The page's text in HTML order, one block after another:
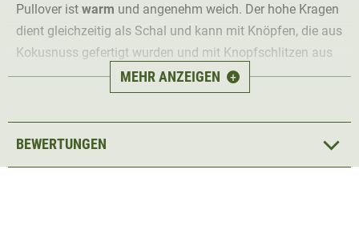
Pullover ist warm und angenehm weich. Der hohe Kragen
dient gleichzeitig als Schal und kann mit Knöpfen, die aus
Kokusnuss gefertigt wurden und mit Knopfschlitzen aus
G-1000® Original verschlossen werden.
Pullover absolut jagdtauglich.
MEHR ANZEIGEN +
BEWERTUNGEN